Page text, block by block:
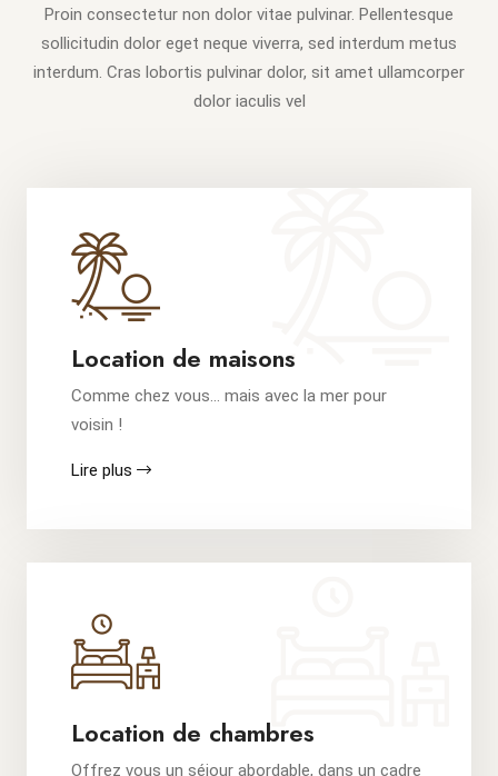
Proin consectetur non dolor vitae pulvinar. Pellentesque
sollicitudin dolor eget neque viverra, sed interdum metus
interdum. Cras lobortis pulvinar dolor, sit amet ullamcorper
dolor iaculis vel
Location de maisons
Comme chez vous… mais avec la mer pour
voisin !
Lire plus
Location de chambres
Offrez vous un séjour abordable, dans un cadre